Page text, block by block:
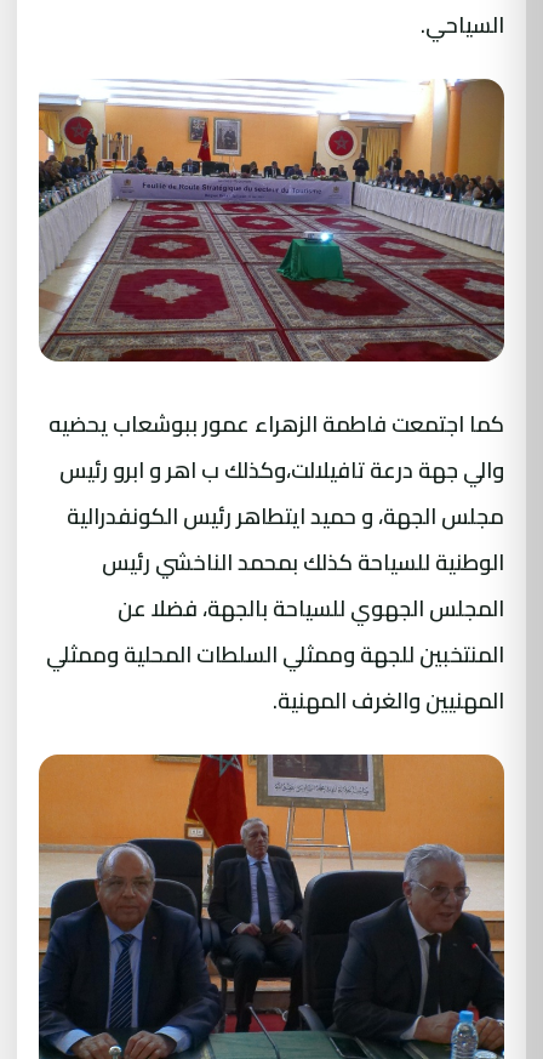
السياحي.
كما اجتمعت فاطمة الزهراء عمور ببوشعاب يحضيه
والي جهة درعة تافيلالت،وكذلك ب اهر و ابرو رئيس
مجلس الجهة، و حميد ايتطاهر رئيس الكونفدرالية
الوطنية للسياحة كذلك بمحمد الناخشي رئيس
المجلس الجهوي للسياحة بالجهة، فضلا عن
المنتخبين للجهة وممثلي السلطات المحلية وممثلي
المهنيين والغرف المهنية.